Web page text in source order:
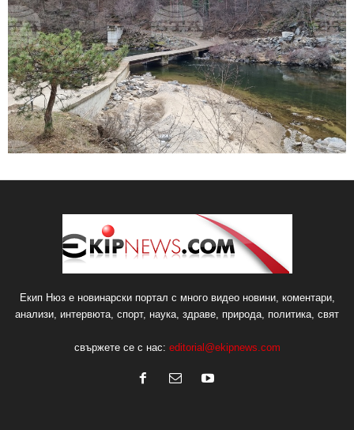
Екип Нюз е новинарски портал с много видео новини, коментари,
анализи, интервюта, спорт, наука, здраве, природа, политика, свят
свържете се с нас: editorial@ekipnews.com